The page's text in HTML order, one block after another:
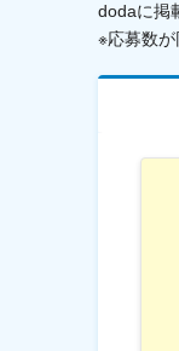
dodaに掲
※応募数が